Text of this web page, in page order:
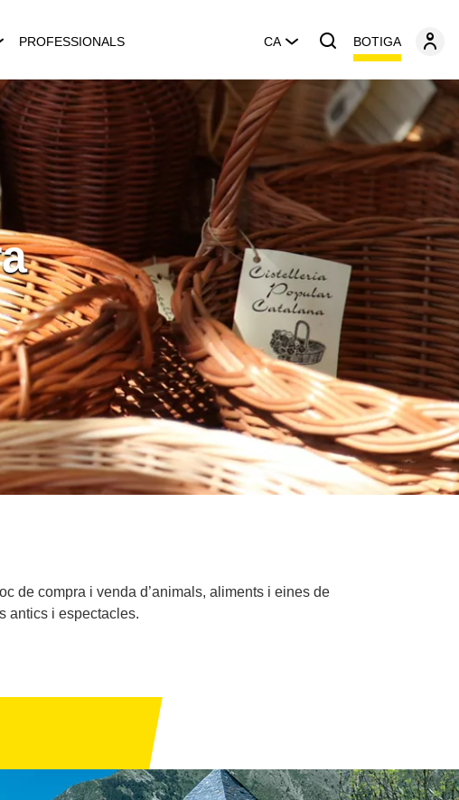
PROFESSIONALS CA BOTIGA
de compra i venda d’animals, aliments i eines de
antics i espectacles.